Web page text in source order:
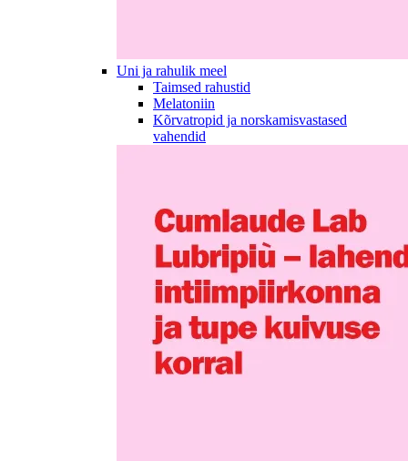
Uni ja rahulik meel
Taimsed rahustid
Melatoniin
Kõrvatropid ja norskamisvastased
vahendid